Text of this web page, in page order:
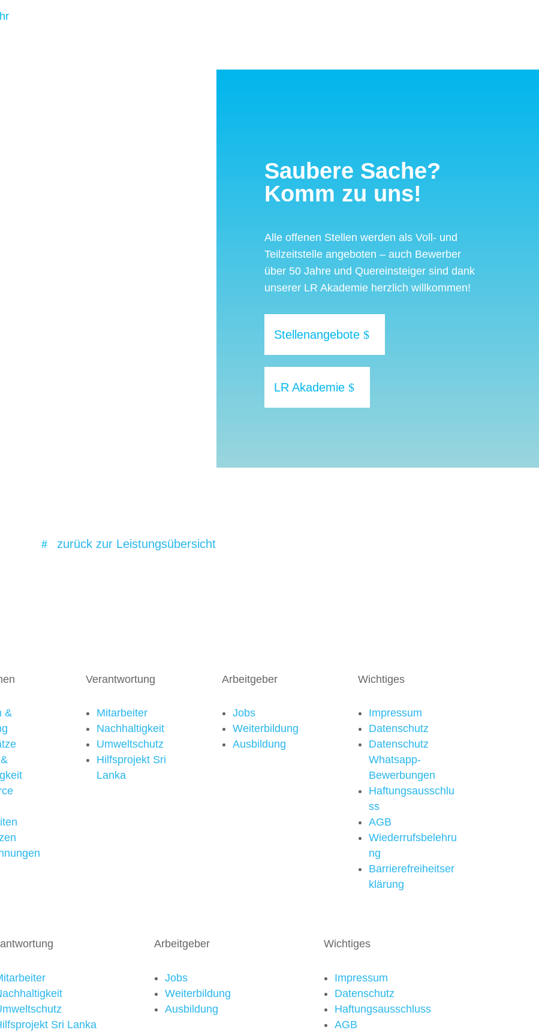
Saubere Sache?
Komm zu uns!
Alle offenen Stellen werden als Voll- und
Teil­zeit­stelle angeboten – auch Bewerber
über 50 Jahre und Quer­einsteiger sind dank
unserer LR Akademie herzlich willkommen!
Stellenangebote
LR Akademie
zurück zur Leistungsübersicht
&
Verantwortung
Mitarbeiter
Nachhaltigkeit
Umweltschutz
Hilfsprojekt Sri
Lanka
Arbeitgeber
Jobs
Weiterbildung
Ausbildung
Wichtiges
Impressum
Datenschutz
Datenschutz
Whatsapp-
Bewerbungen
Haftungsausschlu
ss
AGB
Wiederrufsbelehru
ng
Barrierefreiheitser
klärung
Sri Lanka
Arbeitgeber
Jobs
Weiterbildung
Ausbildung
Wichtiges
Impressum
Datenschutz
Haftungsausschluss
AGB